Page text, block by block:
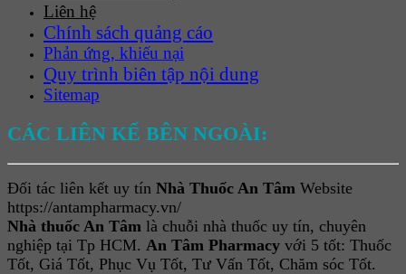
Liên hệ
Chính sách quảng cáo
Phản ứng, khiếu nại
Quy trình biên tập nội dung
Sitemap
CÁC LIÊN KẾ BÊN NGOÀI:
Đối tác liên kết uy tín Nhà Thuốc An Tâm Website
https://antampharmacy.vn/
Nhà thuốc An Tâm là chuỗi nhà thuốc uy tín, chuyên
nghiệp tại Tp HCM. An Tâm Pharmacy với 5 tốt: Thuốc
Tốt, Giá Tốt, Phục Vụ Tốt, Tư Vấn Tốt, Chăm sóc Tốt.